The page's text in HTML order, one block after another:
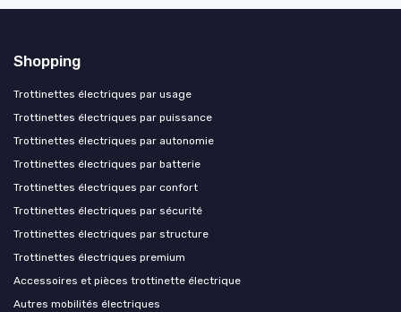
Shopping
Trottinettes électriques par usage
Trottinettes électriques par puissance
Trottinettes électriques par autonomie
Trottinettes électriques par batterie
Trottinettes électriques par confort
Trottinettes électriques par sécurité
Trottinettes électriques par structure
Trottinettes électriques premium
Accessoires et pièces trottinette électrique
Autres mobilités électriques